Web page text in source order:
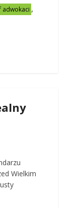
adwokaci ,
Wielkim